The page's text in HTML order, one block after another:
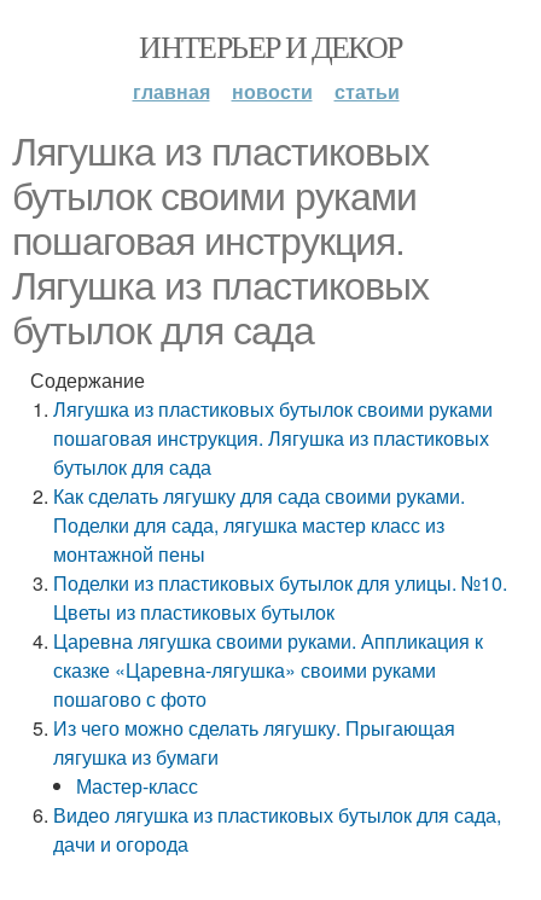
ИНТЕРЬЕР И ДЕКОР
главная новости статьи
Лягушка из пластиковых
бутылок своими руками
пошаговая инструкция.
Лягушка из пластиковых
бутылок для сада
Содержание
Лягушка из пластиковых бутылок своими руками
пошаговая инструкция. Лягушка из пластиковых
бутылок для сада
Как сделать лягушку для сада своими руками.
Поделки для сада, лягушка мастер класс из
монтажной пены
Поделки из пластиковых бутылок для улицы. №10.
Цветы из пластиковых бутылок
Царевна лягушка своими руками. Аппликация к
сказке «Царевна-лягушка» своими руками
пошагово с фото
Из чего можно сделать лягушку. Прыгающая
лягушка из бумаги
Мастер-класс
Видео лягушка из пластиковых бутылок для сада,
дачи и огорода